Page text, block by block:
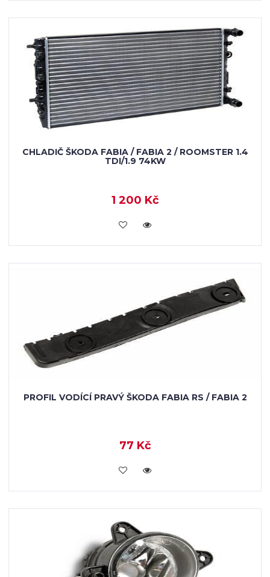
CHLADIČ ŠKODA FABIA / FABIA 2 / ROOMSTER 1.4
TDI/1.9 74KW
1 200 Kč
KOUPIT
PROFIL VODÍCÍ PRAVÝ ŠKODA FABIA RS / FABIA 2
77 Kč
KOUPIT